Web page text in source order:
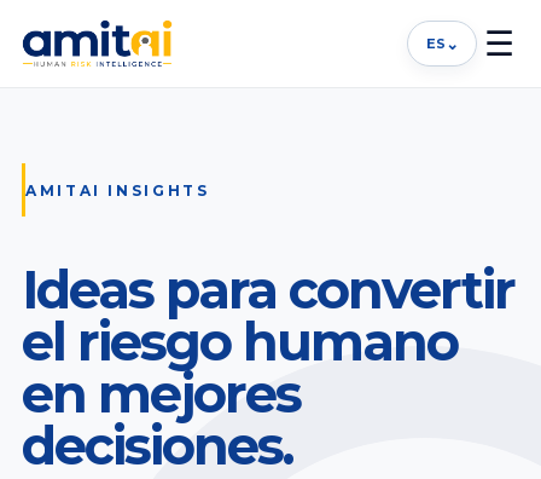
ES ⌄ ☰
AMITAI INSIGHTS
Ideas para convertir
el riesgo humano
en mejores
decisiones.